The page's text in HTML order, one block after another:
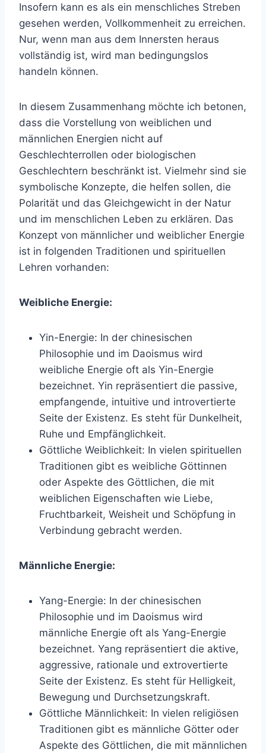
Insofern kann es als ein menschliches Streben
gesehen werden, Vollkommenheit zu erreichen.
Nur, wenn man aus dem Innersten heraus
vollständig ist, wird man bedingungslos
handeln können.
In diesem Zusammenhang möchte ich betonen,
dass die Vorstellung von weiblichen und
männlichen Energien nicht auf
Geschlechterrollen oder biologischen
Geschlechtern beschränkt ist. Vielmehr sind sie
symbolische Konzepte, die helfen sollen, die
Polarität und das Gleichgewicht in der Natur
und im menschlichen Leben zu erklären. Das
Konzept von männlicher und weiblicher Energie
ist in folgenden Traditionen und spirituellen
Lehren vorhanden:
Weibliche Energie:
Yin-Energie: In der chinesischen
Philosophie und im Daoismus wird
weibliche Energie oft als Yin-Energie
bezeichnet. Yin repräsentiert die passive,
empfangende, intuitive und introvertierte
Seite der Existenz. Es steht für Dunkelheit,
Ruhe und Empfänglichkeit.
Göttliche Weiblichkeit: In vielen spirituellen
Traditionen gibt es weibliche Göttinnen
oder Aspekte des Göttlichen, die mit
weiblichen Eigenschaften wie Liebe,
Fruchtbarkeit, Weisheit und Schöpfung in
Verbindung gebracht werden.
Männliche Energie:
Yang-Energie: In der chinesischen
Philosophie und im Daoismus wird
männliche Energie oft als Yang-Energie
bezeichnet. Yang repräsentiert die aktive,
aggressive, rationale und extrovertierte
Seite der Existenz. Es steht für Helligkeit,
Bewegung und Durchsetzungskraft.
Göttliche Männlichkeit: In vielen religiösen
Traditionen gibt es männliche Götter oder
Aspekte des Göttlichen, die mit männlichen